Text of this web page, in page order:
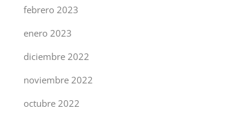
febrero 2023
enero 2023
diciembre 2022
noviembre 2022
octubre 2022